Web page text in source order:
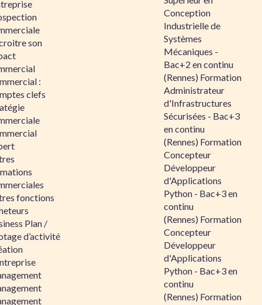
son
:
clefs
fonctions
Plan /
d’activité
Conception
Industrielle de
Systèmes
Mécaniques -
Bac+2 en continu
(Rennes) Formation
Administrateur
d'Infrastructures
Sécurisées - Bac+3
en continu
(Rennes) Formation
Concepteur
Développeur
d'Applications
Python - Bac+3 en
continu
(Rennes) Formation
Concepteur
Développeur
d'Applications
Python - Bac+3 en
continu
(Rennes) Formation